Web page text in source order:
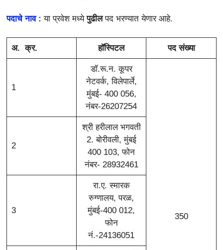
पदाचे नाव : या प्रवेश मध्येपुढीलपद भरण्यात येणार आहे.
अ. क्र. हॉस्पिटल पद संख्या
1
डॉ.रू.न. कूपर
नेटवर्क, विलेपार्ले,
मुंबई- 400 056,
नंबर-26207254
350
2
श्री हरीलाल भगवती
2. बोरीवली, मुंबई
400 103, फोन
नंबर- 28932461
3
रा.ए. स्मारक
रुग्णालय, परळ,
मुंबई-400 012,
फोन
नं.-24136051